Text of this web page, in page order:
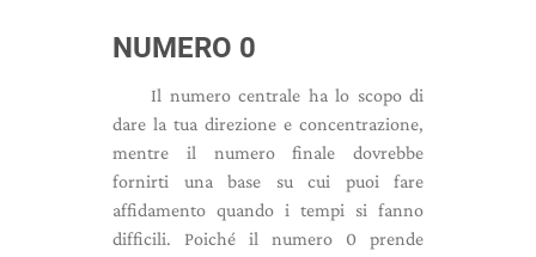
NUMERO 0
Il numero centrale ha lo scopo di
dare la tua direzione e concentrazione,
mentre il numero finale dovrebbe
fornirti una base su cui puoi fare
affidamento quando i tempi si fanno
difficili. Poiché il numero 0 prende